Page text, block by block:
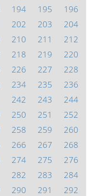
194 195
196
202 203
204
210 211
212
218 219
220
226 227
228
234 235
236
242 243
244
250 251
252
258 259
260
266 267
268
274 275
276
282 283
284
290 291
292